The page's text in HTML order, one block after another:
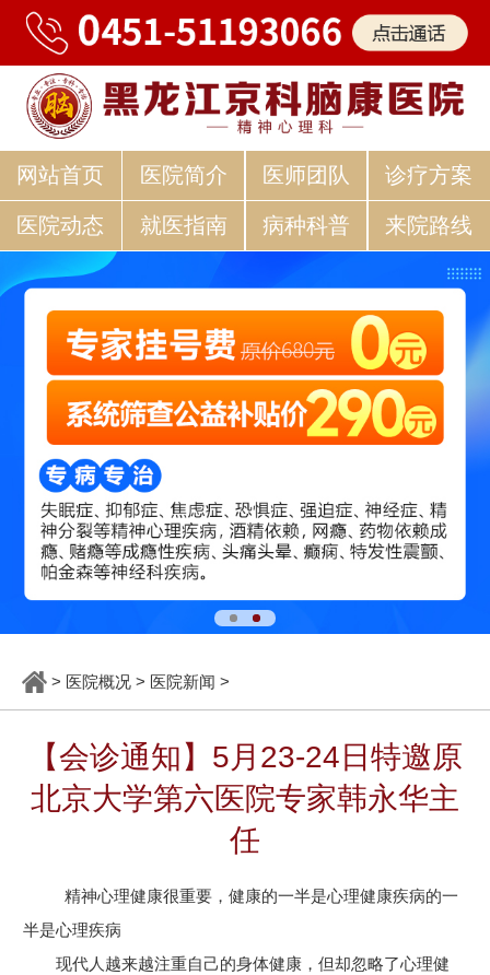
网站首页 医院简介 医师团队 诊疗方案
医院动态 就医指南 病种科普 来院路线
> 医院概况> 医院新闻 >
【会诊通知】5月23-24日特邀原
北京大学第六医院专家韩永华主
任
精神心理健康很重要，健康的一半是心理健康疾病的一
半是心理疾病
现代人越来越注重自己的身体健康，但却忽略了心理健